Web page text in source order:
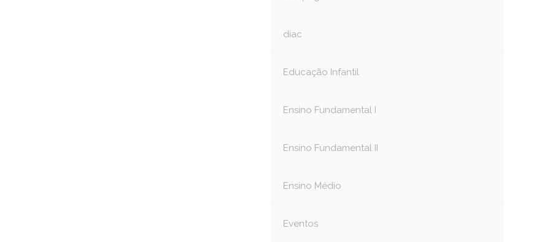
diac
Educação Infantil
Ensino Fundamental I
Ensino Fundamental II
Ensino Médio
Eventos